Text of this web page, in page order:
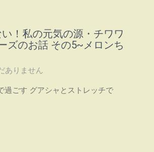
！私の元気の源・チワワ
ズのお話 その5~メロンち
ありません
過ごす グアシャとストレッチで